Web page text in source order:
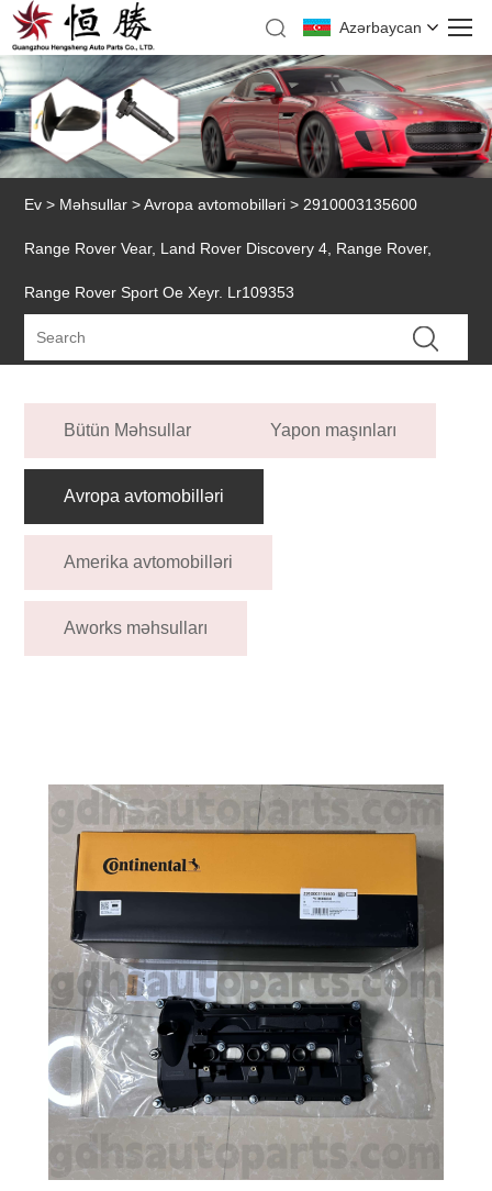
Azərbaycan
Ev > Məhsullar >Avropa avtomobilləri > 2910003135600
Range Rover Vear, Land Rover Discovery 4, Range Rover,
Range Rover Sport Oe Xeyr. Lr109353
Bütün Məhsullar Yapon maşınları
Avropa avtomobilləri
Amerika avtomobilləri
Aworks məhsulları